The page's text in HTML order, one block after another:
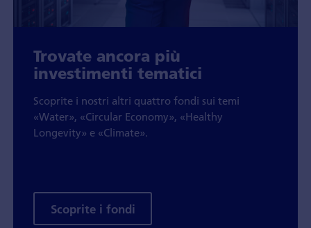
Trovate ancora più
investimenti tematici
Scoprite i nostri altri quattro fondi sui temi
«Water», «Circular Economy», «Healthy
Longevity» e «Climate».
Scoprite i fondi